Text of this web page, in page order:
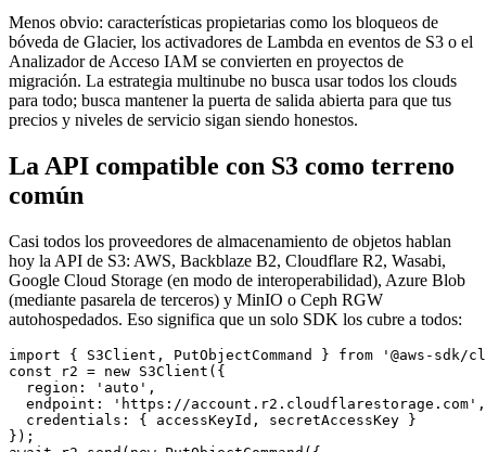
Menos obvio: características propietarias como los bloqueos de
bóveda de Glacier, los activadores de Lambda en eventos de S3 o el
Analizador de Acceso IAM se convierten en proyectos de
migración. La estrategia multinube no busca usar todos los clouds
para todo; busca mantener la puerta de salida abierta para que tus
precios y niveles de servicio sigan siendo honestos.
La API compatible con S3 como terreno
común
Casi todos los proveedores de almacenamiento de objetos hablan
hoy la API de S3: AWS, Backblaze B2, Cloudflare R2, Wasabi,
Google Cloud Storage (en modo de interoperabilidad), Azure Blob
(mediante pasarela de terceros) y MinIO o Ceph RGW
autohospedados. Eso significa que un solo SDK los cubre a todos:
import { S3Client, PutObjectCommand } from '@aws-
const r2 = new S3Client({
  region: 'auto',
  endpoint: 'https://account.r2.cloudflarestorage.com',
  credentials: { accessKeyId, secretAccessKey }
});